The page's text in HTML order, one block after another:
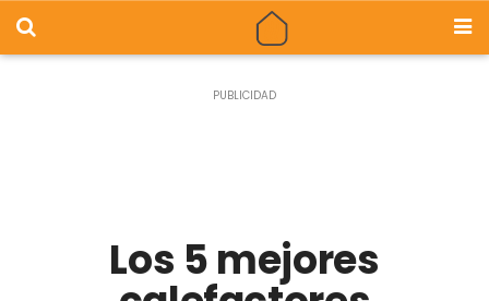
Los 5 mejores